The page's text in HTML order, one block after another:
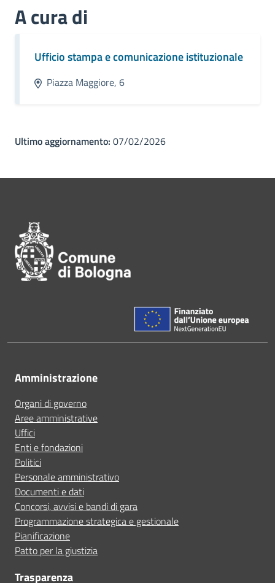
A cura di
Ufficio stampa e comunicazione istituzionale
Piazza Maggiore, 6
Ultimo aggiornamento: 07/02/2026
Amministrazione
Organi di governo
Aree amministrative
Uffici
Enti e fondazioni
Politici
Personale amministrativo
Documenti e dati
Concorsi, avvisi e bandi di gara
Programmazione strategica e gestionale
Pianificazione
Patto per la giustizia
Trasparenza